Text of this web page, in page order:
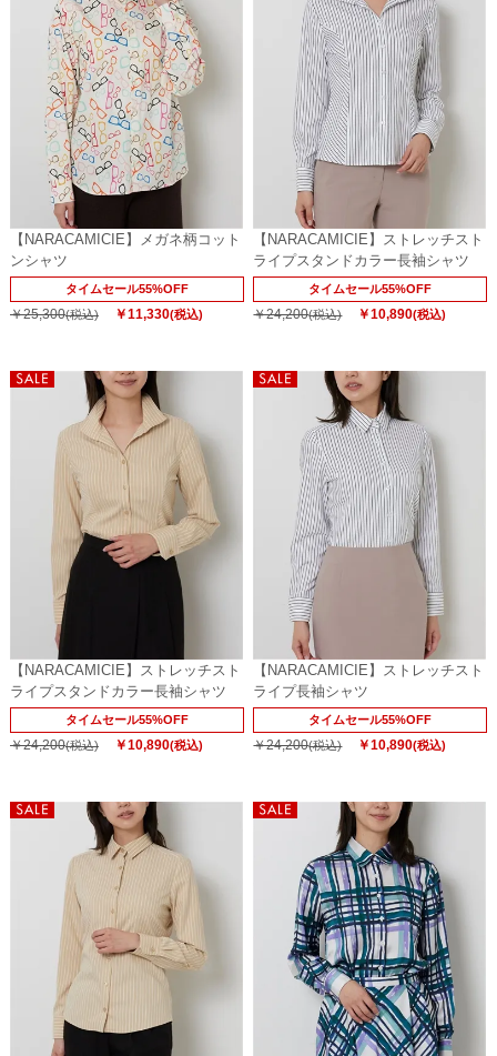
【NARACAMICIE】メガネ柄コット
ンシャツ
タイムセール55%OFF
￥25,300(税込) ￥11,330(税込)
【NARACAMICIE】ストレッチスト
ライプスタンドカラー長袖シャツ
タイムセール55%OFF
￥24,200(税込) ￥10,890(税込)
【NARACAMICIE】ストレッチスト
ライプスタンドカラー長袖シャツ
タイムセール55%OFF
￥24,200(税込) ￥10,890(税込)
【NARACAMICIE】ストレッチスト
ライプ長袖シャツ
タイムセール55%OFF
￥24,200(税込) ￥10,890(税込)